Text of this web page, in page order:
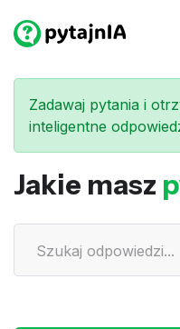
Zadawaj pytania i
inteligentne
Jakie masz